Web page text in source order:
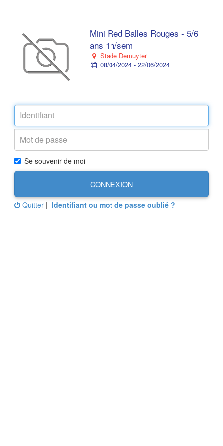
Mini Red Balles Rouges - 5/6
ans 1h/sem
Stade Demuyter
08/04/2024 - 22/06/2024
Se souvenir de moi
CONNEXION
Quitter | Identifiant ou mot de passe oublié ?